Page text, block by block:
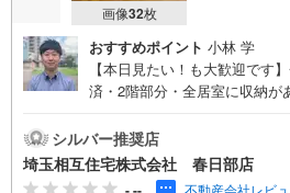
画像32枚
おすすめポイント 小林 学
【本日見たい！も大歓迎です
済・2階部分・全居室に収納
充実の住環境◇お子様がいる
ース完備。チャイルドシート
際はお声掛け下さい。◇住宅
シルバー推奨店
埼玉相互住宅株式会社 春日部店
不動産会社レビ